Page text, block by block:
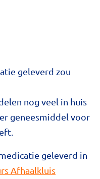
geleverd zou
nog veel in huis
geneesmiddel voor
geleverd in
Afhaalkluis